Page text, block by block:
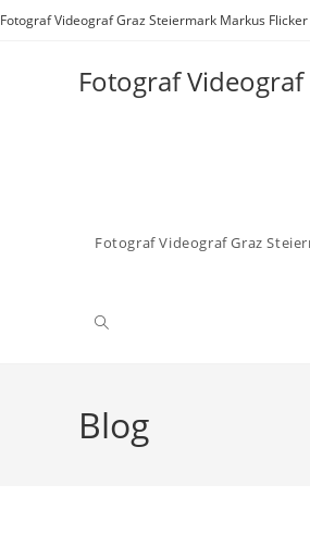
Zum
Fotograf Videograf Graz Steiermark Markus Flicker
Fotograf
Fotograf Videograf Graz
Website-
Blog